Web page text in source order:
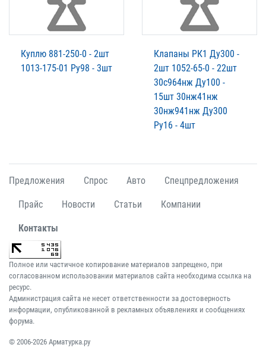
Куплю 881-250-0 - 2шт
1013-175-01 Ру98 - 3шт
Клапаны РК1 Ду300 -
2шт 1052-65-0 - 22шт
30с964нж Ду100 -
15шт 30нж41нж
30нж941нж Ду300
Ру16 - 4шт
Предложения Спрос Авто Спецпредложения
Прайс Новости Статьи Компании
Контакты
Полное или частичное копирование материалов запрещено, при
согласованном использовании материалов сайта необходима ссылка на
ресурс.
Администрация сайта не несет ответственности за достоверность
информации, опубликованной в рекламных объявлениях и сообщениях
форума.
© 2006-2026 Арматурка.ру